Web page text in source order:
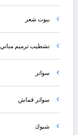
بيوت شعر
تشطيب ترميم مباني
سواتر
سواتر قماش
شبوك